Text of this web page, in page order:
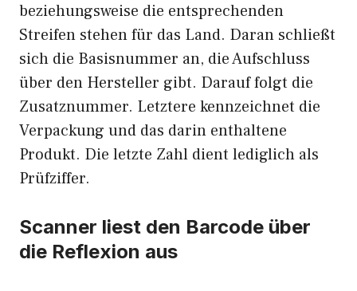
beziehungsweise die entsprechenden
Streifen stehen für das Land. Daran schließt
sich die Basisnummer an, die Aufschluss
über den Hersteller gibt. Darauf folgt die
Zusatznummer. Letztere kennzeichnet die
Verpackung und das darin enthaltene
Produkt. Die letzte Zahl dient lediglich als
Prüfziffer.
Scanner liest den Barcode über
die Reflexion aus